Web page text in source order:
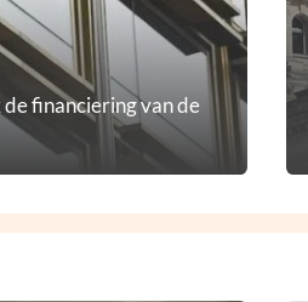
financiering van de